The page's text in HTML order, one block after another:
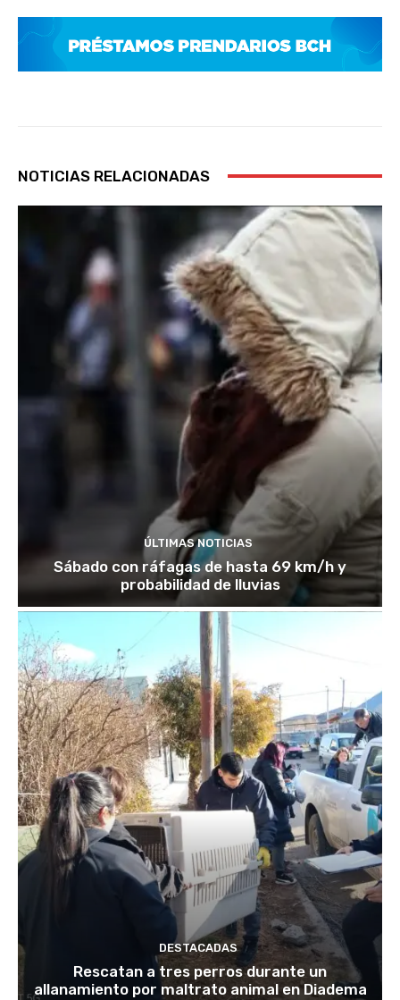
NOTICIAS RELACIONADAS
ÚLTIMAS NOTICIAS
Sábado con ráfagas de hasta 69 km/h y
probabilidad de lluvias
DESTACADAS
Rescatan a tres perros durante un
allanamiento por maltrato animal en Diadema